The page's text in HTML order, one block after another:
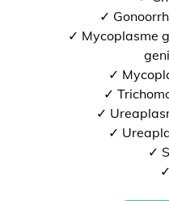
✓
✓ Mycoplasme
✓
✓
✓
✓
✓